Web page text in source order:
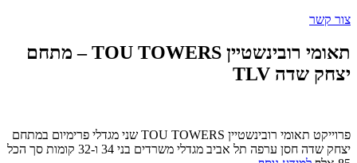
צור קשר
תאומי רובינשטיין TOU TOWERS – מתחם
יצחק שדה TLV
פרוייקט תאומי רובינשטיין TOU TOWERS שני מגדלי פרימיום במתחם
יצחק שדה חסן ערפה תל אביב מגדלי משרדים בני 34 ו-32 קומות סך הכל